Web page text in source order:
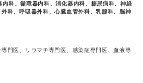
内科、循環器内科、消化器内科、糖尿病科、神経
科、呼吸器外科、心臓血管外科、乳腺科、脳神
門医、リウマチ専門医、感染症専門医、血液専